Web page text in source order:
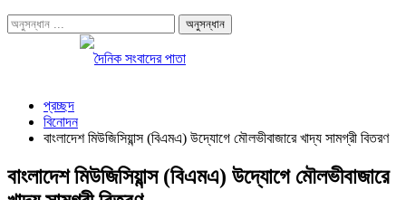
প্রচ্ছদ
বিনোদন
বাংলাদেশ মিউজিসিয়ান্স (বিএমএ) উদ্যোগে মৌলভীবাজারে খাদ্য সামগ্রী বিতরণ
বাংলাদেশ মিউজিসিয়ান্স (বিএমএ) উদ্যোগে মৌলভীবাজারে